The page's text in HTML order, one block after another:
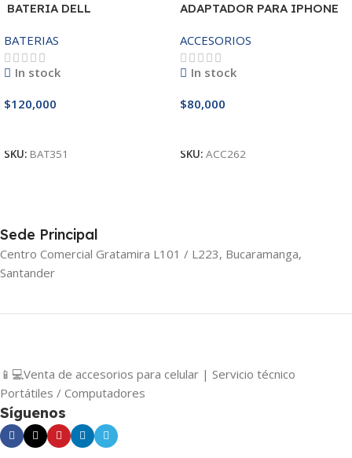
BATERIA DELL
3521/5421/3425 14.8V
BATERIAS
In stock
$120,000
SKU: BAT351
ADAPTADOR PARA IPHONE
ACCESORIOS
In stock
$80,000
SKU: ACC262
Sede Principal
Centro Comercial Gratamira L101 / L223, Bucaramanga,
Santander
📱💻Venta de accesorios para celular | Servicio técnico
Portátiles / Computadores
Síguenos